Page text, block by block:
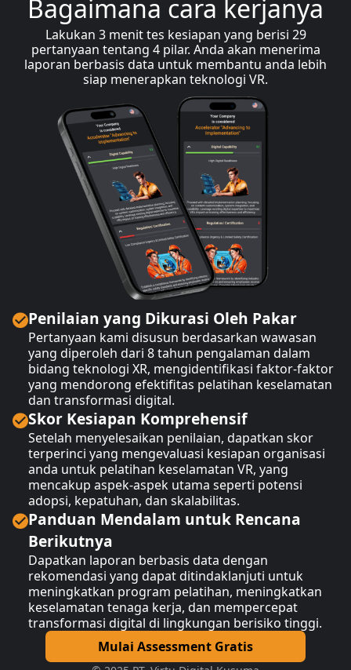
Bagaimana cara kerjanya
Lakukan 3 menit tes kesiapan yang berisi 29
pertanyaan tentang 4 pilar. Anda akan menerima
laporan berbasis data untuk membantu anda lebih
siap menerapkan teknologi VR.
Penilaian yang Dikurasi Oleh Pakar
Pertanyaan kami disusun berdasarkan wawasan
yang diperoleh dari 8 tahun pengalaman dalam
bidang teknologi XR, mengidentifikasi faktor-faktor
yang mendorong efektifitas pelatihan keselamatan
dan transformasi digital.
Skor Kesiapan Komprehensif
Setelah menyelesaikan penilaian, dapatkan skor
terperinci yang mengevaluasi kesiapan organisasi
anda untuk pelatihan keselamatan VR, yang
mencakup aspek-aspek utama seperti potensi
adopsi, kepatuhan, dan skalabilitas.
Panduan Mendalam untuk Rencana
Berikutnya
Dapatkan laporan berbasis data dengan
rekomendasi yang dapat ditindaklanjuti untuk
meningkatkan program pelatihan, meningkatkan
keselamatan tenaga kerja, dan mempercepat
transformasi digital di lingkungan berisiko tinggi.
Mulai Assessment Gratis